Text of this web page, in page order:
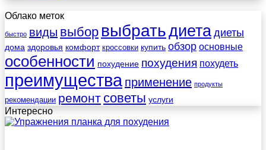
Облако меток
быстро виды выбор выбратьдиета диеты
дома здоровья комфорт кроссовки купить обзор основные
особенности похудение похудения похудеть
преимущества применение продукты
рекомендации ремонт советы услуги
Интересно